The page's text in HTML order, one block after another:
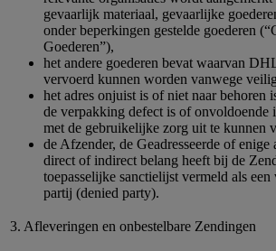
gevaarlijk materiaal, gevaarlijke
onder beperkingen gestelde goederen
Goederen”),
het andere goederen bevat waarvan
vervoerd kunnen worden vanwege
het adres onjuist is of niet naar behoren
de verpakking defect is of onvoldoende
met de gebruikelijke zorg uit te kunnen
de Afzender, de Geadresseerde of enige
direct of indirect belang heeft bij de
toepasselijke sanctielijst vermeld als
partij (denied party).
3. Afleveringen en onbestelbare Zendingen